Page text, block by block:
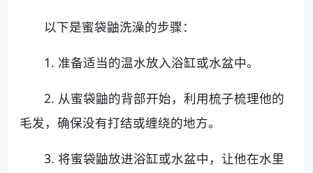
以下是蜜袋鼬洗澡的步骤：
1. 准备适当的温水放入浴缸或水盆中。
2. 从蜜袋鼬的背部开始，利用梳子梳理他的
毛发，确保没有打结或缠绕的地方。
3. 将蜜袋鼬放进浴缸或水盆中，让他在水里